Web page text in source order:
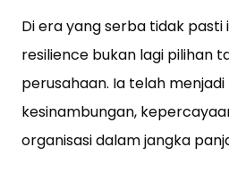
Di era yang serba tidak pasti
resilience bukan lagi pilihan
perusahaan. Ia telah
kesinambungan,
organisasi dalam jangka